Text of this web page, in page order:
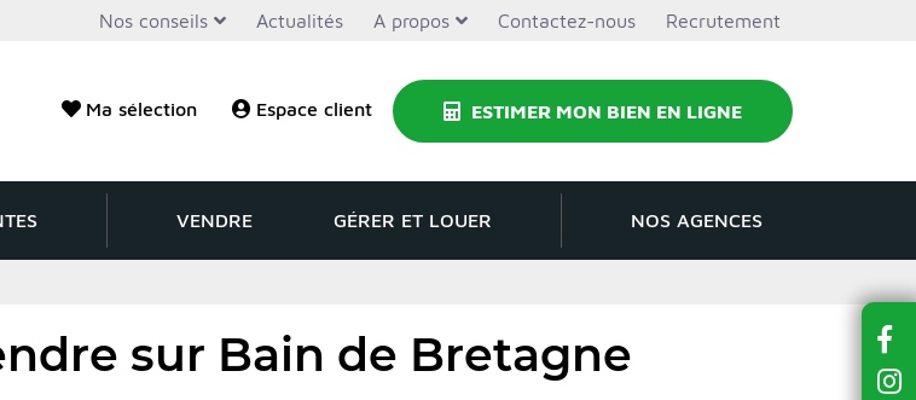
Nos conseils Actualités A propos Contactez-nous Recrutement
Ma sélection Espace client ESTIMER MON BIEN EN LIGNE
VENDRE GÉRER ET LOUER NOS AGENCES
sur Bain de Bretagne